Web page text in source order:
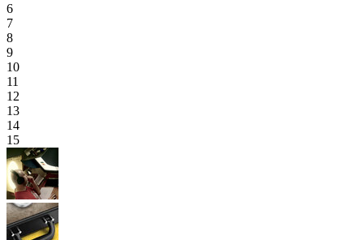
6
7
8
9
10
11
12
13
14
15